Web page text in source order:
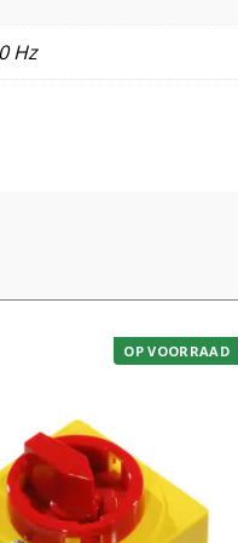
Hz
OP VOORRAAD